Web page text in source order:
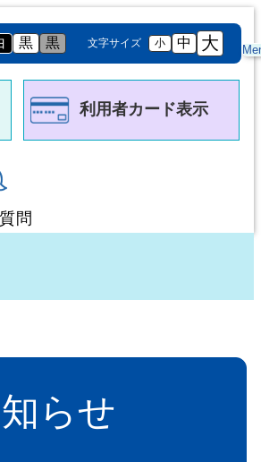
黒 黒 文字サイズ 小 中 大
利用者カード表示
問
らせ